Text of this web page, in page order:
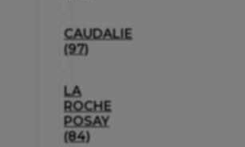
CAUDALIE
(97)
LA
ROCHE
POSAY
(84)